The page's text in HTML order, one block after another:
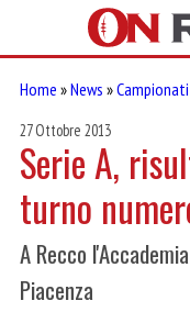
Home »News »
27 Ottobre 2013
Serie A,
turno
A Recco
Piacenza